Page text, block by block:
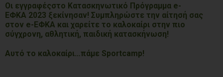
Οι εγγραφέςστο Κατασκηνωτικό Πρόγραµµα e-
ΕΦΚΑ 2023 ξεκίνησαν! Συμπληρώστε την αίτησή σας
στον e-ΕΦΚΑ και χαρείτε το καλοκαίρι στην πιο
σύγχρονη, αθλητική, παιδική κατασκήνωση!
Αυτό το καλοκαίρι…πάμε Sportcamp!